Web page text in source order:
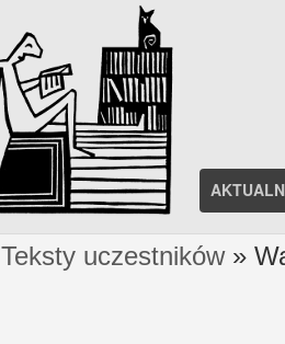
Teksty uczestników»